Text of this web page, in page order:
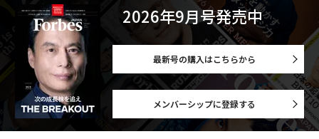
2026年9月号発売中
最新号の購入はこちらから
メンバーシップに登録する